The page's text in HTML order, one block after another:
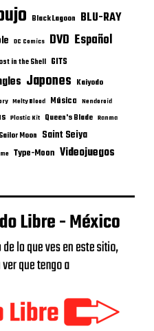
Black Lagoon BLU-RAY
DC Comics DVD Español
in the Shell GITS
Japones Kaiyodo
Melty Blood Música Nendoroid
Plastic Kit Queen's Blade Ranma
Sailor Moon Saint Seiya
Type-Moon Videojuegos